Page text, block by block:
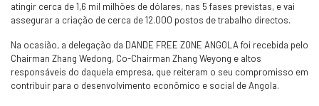
atingir cerca de 1,6 mil milhões de dólares, nas 5 fases previstas, e vai
assegurar a criação de cerca de 12.000 postos de trabalho directos.
Na ocasião, a delegação da DANDE FREE ZONE ANGOLA foi recebida pelo
Chairman Zhang Wedong, Co-Chairman Zhang Weyong e altos
responsáveis do daquela empresa, que reiteram o seu compromisso em
contribuir para o desenvolvimento econômico e social de Angola.